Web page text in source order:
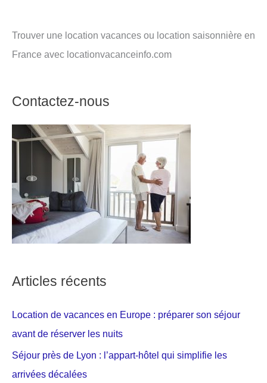
Trouver une location vacances ou location saisonnière en
France avec locationvacanceinfo.com
Contactez-nous
Articles récents
Location de vacances en Europe : préparer son séjour
avant de réserver les nuits
Séjour près de Lyon : l’appart-hôtel qui simplifie les
arrivées décalées